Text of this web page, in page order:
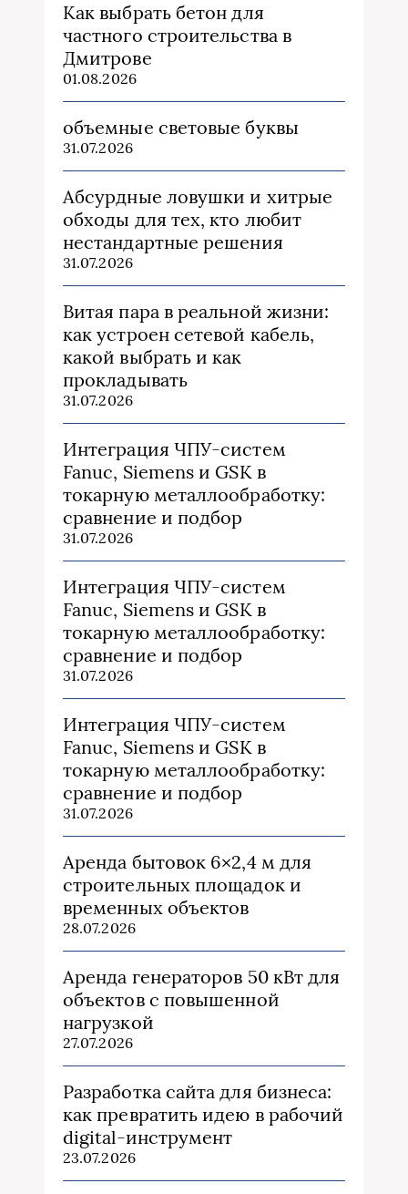
Как выбрать бетон для
частного строительства в
Дмитрове
01.08.2026
объемные световые буквы
31.07.2026
Абсурдные ловушки и хитрые
обходы для тех, кто любит
нестандартные решения
31.07.2026
Витая пара в реальной жизни:
как устроен сетевой кабель,
какой выбрать и как
прокладывать
31.07.2026
Интеграция ЧПУ-систем
Fanuc, Siemens и GSK в
токарную металлообработку:
сравнение и подбор
31.07.2026
Интеграция ЧПУ-систем
Fanuc, Siemens и GSK в
токарную металлообработку:
сравнение и подбор
31.07.2026
Интеграция ЧПУ-систем
Fanuc, Siemens и GSK в
токарную металлообработку:
сравнение и подбор
31.07.2026
Аренда бытовок 6×2,4 м для
строительных площадок и
временных объектов
28.07.2026
Аренда генераторов 50 кВт для
объектов с повышенной
нагрузкой
27.07.2026
Разработка сайта для бизнеса:
как превратить идею в рабочий
digital-инструмент
23.07.2026